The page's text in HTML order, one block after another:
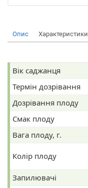
Опис Характеристики
Вік саджанця
Термін дозрівання
Дозрівання плоду
Смак плоду
Вага плоду, г.
Колір плоду
Запилювачі